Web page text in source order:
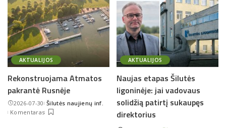
AKTUALIJOS
Rekonstruojama Atmatos
pakrantė Rusnėje
2026-07-30Posted
by
Šilutės naujienų inf.
Komentaras
AKTUALIJOS
Naujas etapas Šilutės
ligoninėje: jai vadovaus
solidžią patirtį sukaupęs
direktorius